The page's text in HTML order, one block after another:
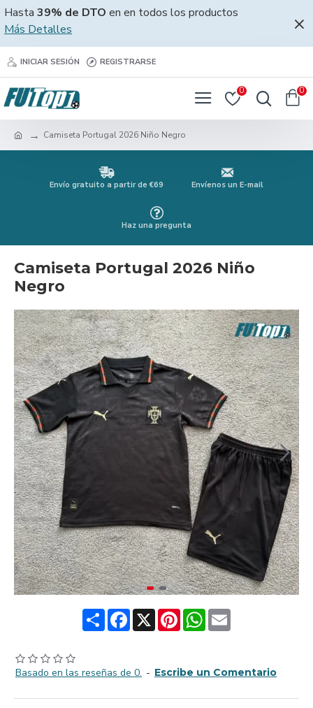
Hasta 39% de DTO en en todos los productos
Más Detalles
INICIAR SESIÓN REGISTRARSE
0 0
Camiseta Portugal 2026 Niño Negro
Envío gratuito a partir de €69 Envíenos un E-mail
Haz una pregunta
Camiseta Portugal 2026 Niño
Negro
ShareFacebook
X PinterestWhatsApp
Email
Basado en las reseñas de 0. - Escribe un Comentario